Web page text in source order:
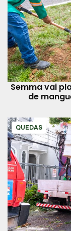
Semma vai
de
QUEDAS